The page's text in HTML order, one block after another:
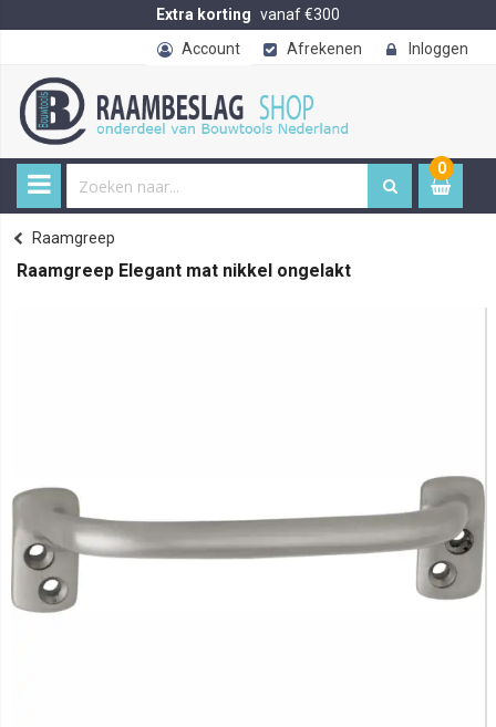
Extra korting vanaf €300
Account
Afrekenen Inloggen
0
item
Home
Raamgreep
Raamgreep Elegant mat nikkel ongelakt